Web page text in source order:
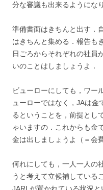
分な審議も出来るようにな
準備書面はきちんと出す．
はきちんと集める．報告も
日ごろからそれぞれの社員
いのことはしましょうよ．
ビューローにしても，ワー
ューローではなく，JAは
るということを，前提とし
ゃいますの．これからも金
金は出しましょうよ（＝会
何れにしても，一人一人の
うと考えて立候補している